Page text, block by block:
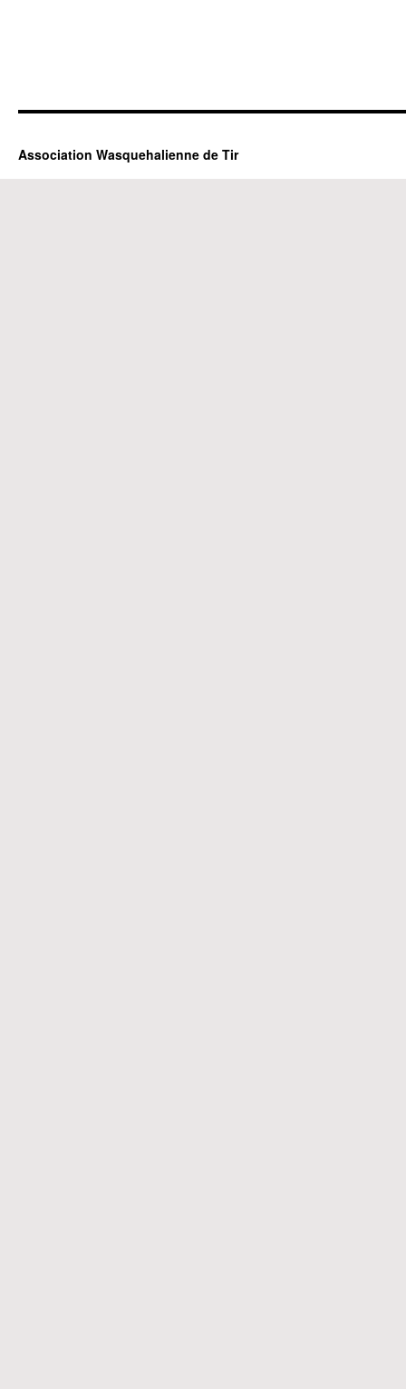
Association Wasquehalienne de Tir